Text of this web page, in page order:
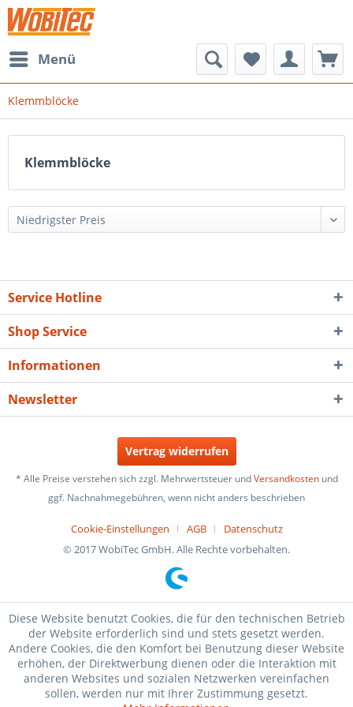
Menü
Klemmblöcke
Klemmblöcke
Service Hotline
Shop Service
Informationen
Newsletter
Vertrag widerrufen
* Alle Preise verstehen sich zzgl. Mehrwertsteuer undVersandkostenund
ggf. Nachnahmegebühren, wenn nicht anders beschrieben
Cookie-Einstellungen AGB
Datenschutz
© 2017 WobiTec GmbH. Alle Rechte vorbehalten.
Diese Website benutzt Cookies, die für den technischen Betrieb
der Website erforderlich sind und stets gesetzt werden.
Andere Cookies, die den Komfort bei Benutzung dieser Website
erhöhen, der Direktwerbung dienen oder die Interaktion mit
anderen Websites und sozialen Netzwerken vereinfachen
sollen, werden nur mit Ihrer Zustimmung gesetzt.